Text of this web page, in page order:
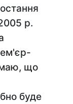
р.
що
буде